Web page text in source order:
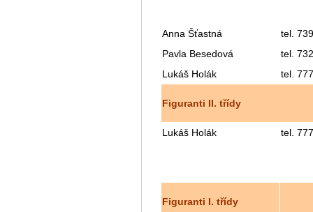
Anna Šťastná
tel.
Pavla Besedová
tel.
Lukáš Holák
tel.
Figuranti II. třídy
Lukáš Holák tel.
Figuranti I. třídy